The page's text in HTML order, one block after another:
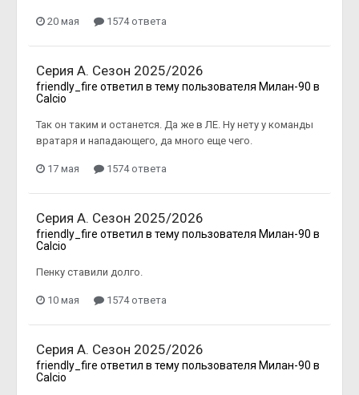
20 мая 1574 ответа
Серия А. Сезон 2025/2026
friendly_fire ответил в тему пользователя Милан-90 в
Calcio
Так он таким и останется. Да же в ЛЕ. Ну нету у команды
вратаря и нападающего, да много еще чего.
17 мая 1574 ответа
Серия А. Сезон 2025/2026
friendly_fire ответил в тему пользователя Милан-90 в
Calcio
Пенку ставили долго.
10 мая 1574 ответа
Серия А. Сезон 2025/2026
friendly_fire ответил в тему пользователя Милан-90 в
Calcio